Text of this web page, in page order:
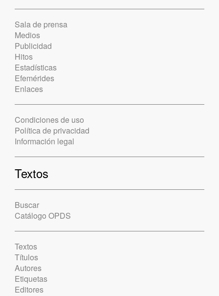
Sala de prensa
Medios
Publicidad
Hitos
Estadísticas
Efemérides
Enlaces
Condiciones de uso
Política de privacidad
Información legal
Textos
Buscar
Catálogo OPDS
Textos
Títulos
Autores
Etiquetas
Editores